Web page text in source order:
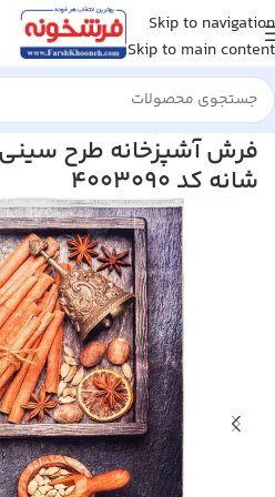
Skip to navigation
Skip to main content
خانه/فرش آشپزخانه
شانه کد 4003090